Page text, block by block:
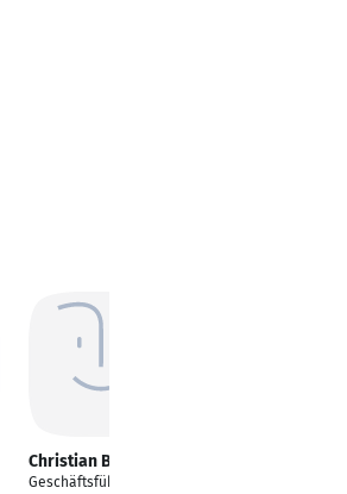
Christian Benkner
Geschäftsführer